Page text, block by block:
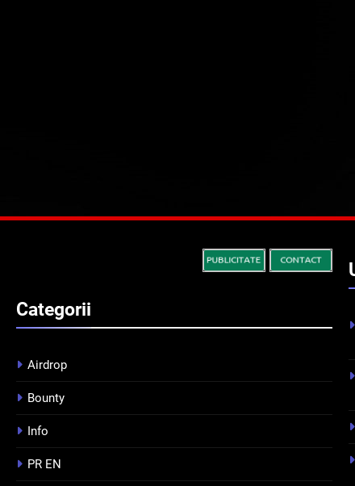
Categorii
Airdrop
Bounty
Info
PR EN